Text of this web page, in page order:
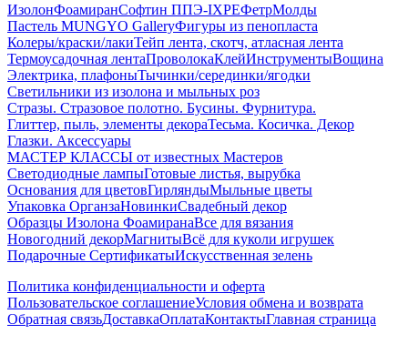
ИзолонФоамиранСофтин ППЭ-IXPEФетрМолды
Пастель MUNGYO GalleryФигуры из пенопласта
Колеры/краски/лакиТейп лента, скотч, атласная лента
Термоусадочная лентаПроволокаКлейИнструментыВощина
Электрика, плафоныТычинки/серединки/ягодки
Светильники из изолона и мыльных роз
Стразы. Стразовое полотно. Бусины. Фурнитура.
Глиттер, пыль, элементы декораТесьма. Косичка. Декор
Глазки. Аксессуары
МАСТЕР КЛАССЫ от известных Мастеров
Светодиодные лампыГотовые листья, вырубка
Основания для цветовГирляндыМыльные цветы
Упаковка ОрганзаНовинкиСвадебный декор
Образцы Изолона ФоамиранаВсе для вязания
Новогодний декорМагнитыВсё для куколи игрушек
Подарочные СертификатыИскусственная зелень
Политика конфиденциальности и оферта
Пользовательское соглашениеУсловия обмена и возврата
Обратная связьДоставкаОплатаКонтактыГлавная страница